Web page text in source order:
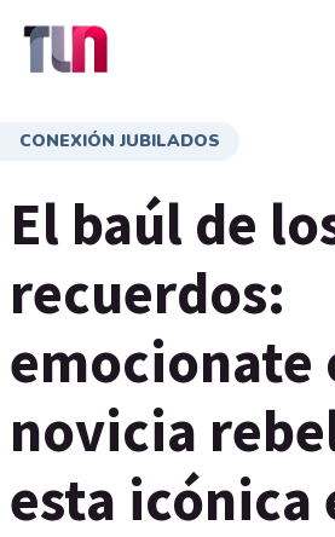
CONEXIÓN JUBILADOS
El baúl de
recuerdos:
emocionate
novicia
esta icónica